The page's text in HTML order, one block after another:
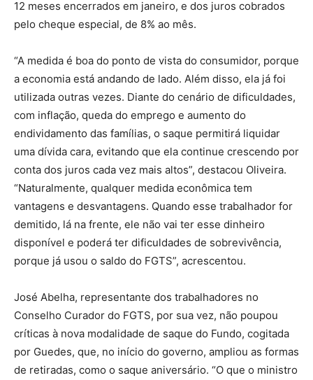
12 meses encerrados em janeiro, e dos juros cobrados
pelo cheque especial, de 8% ao mês.
“A medida é boa do ponto de vista do consumidor, porque
a economia está andando de lado. Além disso, ela já foi
utilizada outras vezes. Diante do cenário de dificuldades,
com inflação, queda do emprego e aumento do
endividamento das famílias, o saque permitirá liquidar
uma dívida cara, evitando que ela continue crescendo por
conta dos juros cada vez mais altos”, destacou Oliveira.
“Naturalmente, qualquer medida econômica tem
vantagens e desvantagens. Quando esse trabalhador for
demitido, lá na frente, ele não vai ter esse dinheiro
disponível e poderá ter dificuldades de sobrevivência,
porque já usou o saldo do FGTS”, acrescentou.
José Abelha, representante dos trabalhadores no
Conselho Curador do FGTS, por sua vez, não poupou
críticas à nova modalidade de saque do Fundo, cogitada
por Guedes, que, no início do governo, ampliou as formas
de retiradas, como o saque aniversário. “O que o ministro